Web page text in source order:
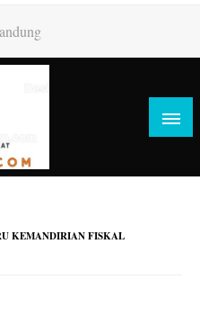
KEMANDIRIAN FISKAL